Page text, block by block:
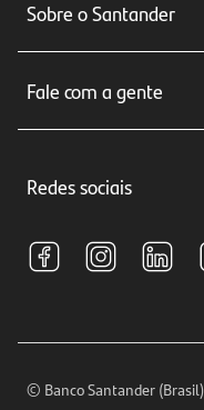
Seguros
Crédito e
Investimentos
Sobre o Santander
Relações com
Fale com a gente
Central de Renegociação
S.A.C
Encontre nossas
Horários de
Redes sociais
© Banco Santander